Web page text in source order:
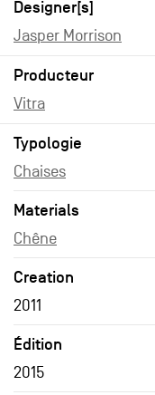
Designer[s]
Jasper Morrison
Producteur
Vitra
Typologie
Chaises
Materials
Chêne
Creation
2011
Édition
2015